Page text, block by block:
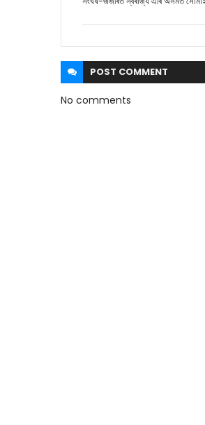
POST COMMENT
No comments